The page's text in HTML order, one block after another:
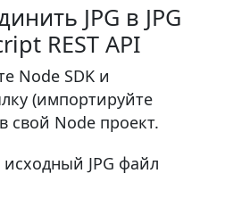
JPG в JPG
REST API
Node SDK и
(импортируйте
свой Node проект.
JPG файл